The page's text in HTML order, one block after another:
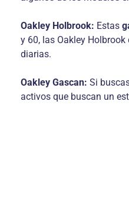
Oakley Holbrook: Estas
y 60, las Oakley
diarias.
Oakley Gascan: Si
activos que buscan un